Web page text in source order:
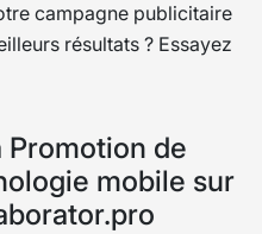
campagne publicitaire
résultats ? Essayez
Promotion de
mobile sur